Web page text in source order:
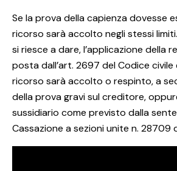
Se la prova della capienza dovesse
ricorso sarà accolto negli stessi
si riesce a dare, l’applicazione della
posta dall’art. 2697 del Codice
ricorso sarà accolto o respinto, a
della prova gravi sul creditore,
sussidiario come previsto dalla
Cassazione a sezioni unite n. 28709